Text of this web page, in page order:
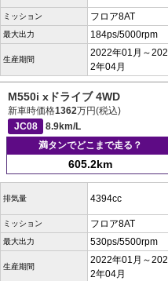
ミッション フロア8AT
最大出力 184ps/5000rpm
生産期間
2022年01月～202
2年04月
M550i xドライブ 4WD
新車時価格1362万円(税込)
JC08
8.9km/L
満タンでどこまで走る？
605.2km
排気量 4394cc
ミッション フロア8AT
最大出力 530ps/5500rpm
生産期間
2022年01月～202
2年04月